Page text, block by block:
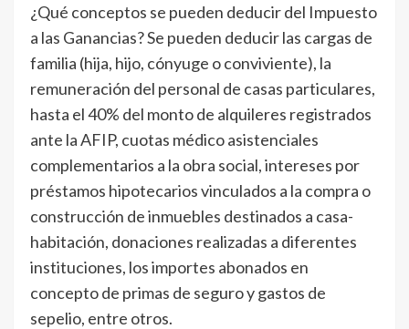
¿Qué conceptos se pueden deducir del Impuesto
a las Ganancias? Se pueden deducir las cargas de
familia (hija, hijo, cónyuge o conviviente), la
remuneración del personal de casas particulares,
hasta el 40% del monto de alquileres registrados
ante la AFIP, cuotas médico asistenciales
complementarios a la obra social, intereses por
préstamos hipotecarios vinculados a la compra o
construcción de inmuebles destinados a casa-
habitación, donaciones realizadas a diferentes
instituciones, los importes abonados en
concepto de primas de seguro y gastos de
sepelio, entre otros.